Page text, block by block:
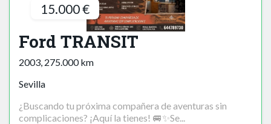
15.000 €
Ford TRANSIT
2003, 275.000 km
Sevilla
¿Buscando tu próxima compañera de aventuras sin
complicaciones? ¡Aquí la tienes! 🚐✨Se...